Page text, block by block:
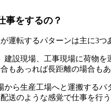
事をするの？
運転するパターンは主に3つ
建設現場、工事現場に荷物
もあっれば長距離の場合も
から生産工場へと運搬する
送のような感覚で仕事を行う